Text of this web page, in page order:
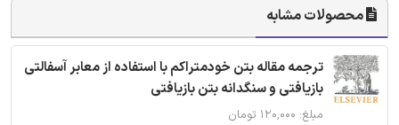
محصولات مشابه
ترجمه مقاله بتن خودمتراکم با استفاده از معابر آسفالتی
بازیافتی و سنگدانه بتن بازیافتی
مبلغ: ۱۲۰,۰۰۰ تومان